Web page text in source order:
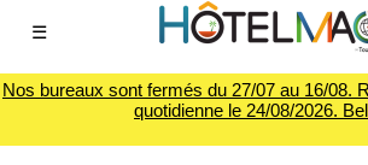
☰
Nos bureaux sont fermés du 27/07 au 16/08.
quotidienne le 24/08/2026.